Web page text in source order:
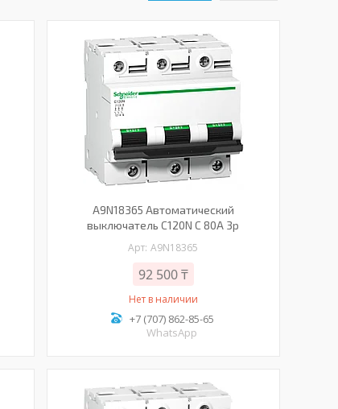
A9N18365 Автоматический
выключатель C120N C 80A 3p
A9N18365
92 500 ₸
Нет в наличии
+7 (707) 862-85-65
WhatsApp